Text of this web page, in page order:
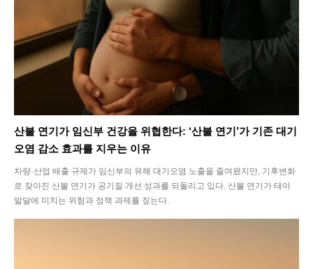
SEARCH...
Climate
Energy
산불 연기가 임신부 건강을 위협한다: ‘산불 연기’가 기존 대기
오염 감소 효과를 지우는 이유
차량·산업 배출 규제가 임신부의 유해 대기오염 노출을 줄여왔지만, 기후변화
로 잦아진 산불 연기가 공기질 개선 성과를 되돌리고 있다. 산불 연기가 태아
발달에 미치는 위험과 정책 과제를 짚는다.